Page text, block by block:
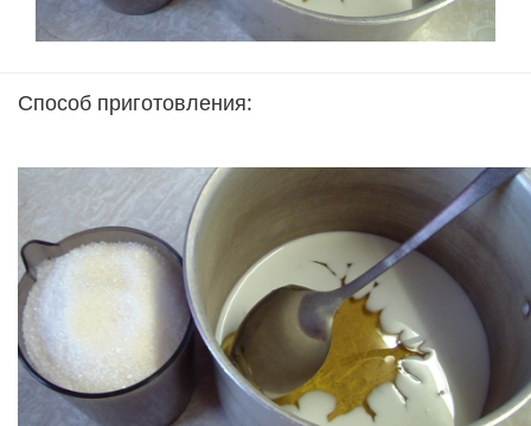
Способ приготовления: